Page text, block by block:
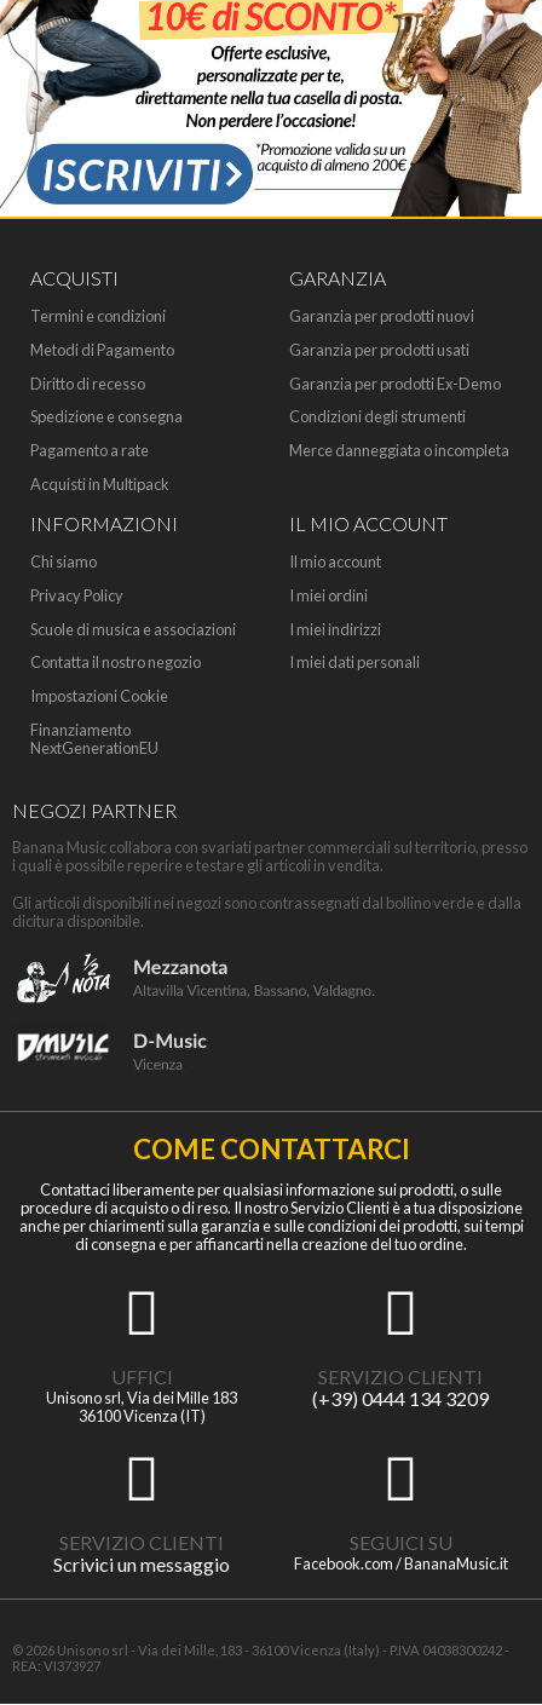
ACQUISTI
Termini e condizioni
Metodi di Pagamento
Diritto di recesso
Spedizione e consegna
Pagamento a rate
Acquisti in Multipack
GARANZIA
Garanzia per prodotti nuovi
Garanzia per prodotti usati
Garanzia per prodotti Ex-Demo
Condizioni degli strumenti
Merce danneggiata o incompleta
INFORMAZIONI
Chi siamo
Privacy Policy
Scuole di musica e associazioni
Contatta il nostro negozio
Impostazioni Cookie
Finanziamento
NextGenerationEU
IL MIO ACCOUNT
Il mio account
I miei ordini
I miei indirizzi
I miei dati personali
NEGOZI PARTNER
Banana Music collabora con svariati partner commerciali sul territorio, presso
i quali è possibile reperire e testare gli articoli in vendita.
Gli articoli disponibili nei negozi sono contrassegnati dal bollino verde e dalla
dicitura disponibile.
COME CONTATTARCI
Contattaci liberamente per qualsiasi informazione sui prodotti, o sulle
procedure di acquisto o di reso. Il nostro Servizio Clienti è a tua disposizione
anche per chiarimenti sulla garanzia e sulle condizioni dei prodotti, sui tempi
di consegna e per affiancarti nella creazione del tuo ordine.
UFFICI
Unisono srl, Via dei Mille 183
36100 Vicenza (IT)
SERVIZIO CLIENTI
(+39) 0444 134 3209
SERVIZIO CLIENTI
Scrivici un messaggio
SEGUICI SU
Facebook.com / BananaMusic.it
© 2026 Unisono srl - Via dei Mille, 183 - 36100 Vicenza (Italy) - P.IVA 04038300242 -
REA: VI373927